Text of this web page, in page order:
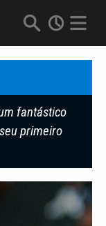
fantástico
primeiro